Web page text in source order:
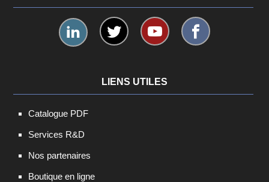
LIENS UTILES
Catalogue PDF
Services R&D
Nos partenaires
Boutique en ligne